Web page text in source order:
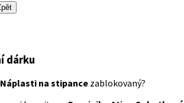
dárku
Náplasti na stipance zablokovaný?